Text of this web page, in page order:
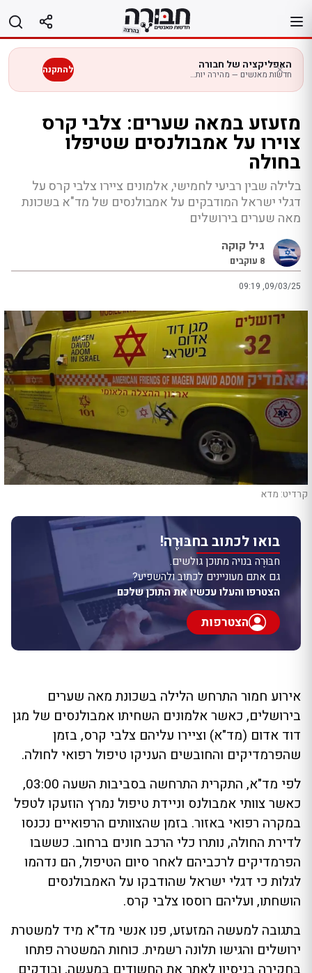
לתוכן
האפליקציה של חבורה
חדשות מאנשים — מהירה יותר בנייד להתקנה
מזעזע במאה שערים: צלבי קרס
צוירו על אמבולנסים שטיפלו
בחולה
בלילה שבין רביעי לחמישי, אלמונים ציירו צלבי קרס על
דגלי ישראל המודבקים על אמבולנסים של מד"א בשכונת
מאה שערים בירושלים
גיל קוקה
8 עוקבים
09:19 ,09/03/25
קרדיט: מדא
בואו לכתוב בחבּוּרֶה!
חבּוּרֶה בנויה מתוכן גולשים.
גם אתם מעוניינים לכתוב ולהשפיע?
הצטרפו והעלו עכשיו את התוכן שלכם
הצטרפות
אירוע חמור התרחש הלילה בשכונת מאה שערים
בירושלים, כאשר אלמונים השחיתו אמבולנסים של מגן
דוד אדום (מד"א) וציירו עליהם צלבי קרס, בזמן
שהפרמדיקים והחובשים העניקו טיפול רפואי לחולה.
לפי מד"א, התקרית התרחשה בסביבות השעה 03:00,
כאשר צוותי אמבולנס וניידת טיפול נמרץ הוזעקו לטפל
במקרה רפואי באזור. בזמן שהצוותים הרפואיים נכנסו
לדירת החולה, נותרו כלי הרכב חונים ברחוב. כששבו
הפרמדיקים לרכביהם לאחר סיום הטיפול, הם נדהמו
לגלות כי דגלי ישראל שהודבקו על האמבולנסים
הושחתו, ועליהם רוססו צלבי קרס.
בתגובה למעשה המזעזע, פנו אנשי מד"א מיד למשטרת
ירושלים והגישו תלונה רשמית. כוחות המשטרה פתחו